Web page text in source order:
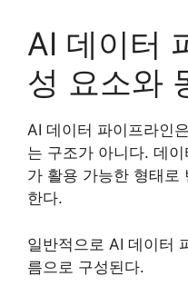
AI 데이터
성 요소와
AI 데이터 파이프라인
는 구조가 아니다. 데
가 활용 가능한 형태로
한다.
일반적으로 AI 데이터
름으로 구성된다.